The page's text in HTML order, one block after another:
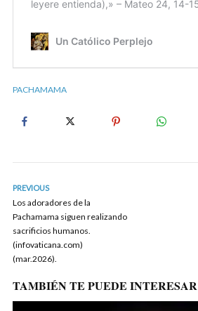
PACHAMAMA
PREVIOUS
Los adoradores de la
Pachamama siguen realizando
sacrificios humanos.
(infovaticana.com)
(mar.2026).
TAMBIÉN TE PUEDE INTERESAR